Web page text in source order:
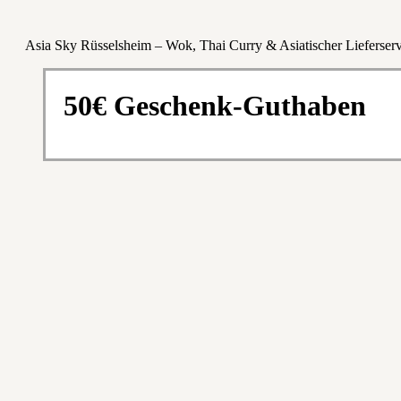
Asia Sky Rüsselsheim – Wok, Thai Curry & Asiatischer
50€ Geschenk-Guthaben